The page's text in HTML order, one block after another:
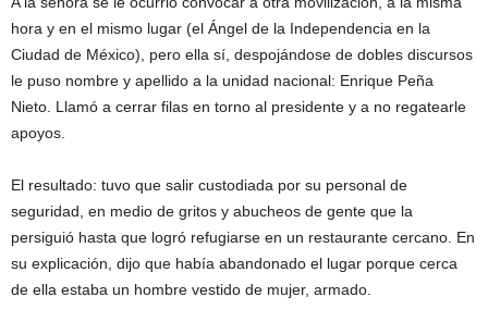
hora y en el mismo lugar (el Ángel de la Independencia en la
Ciudad de México), pero ella sí, despojándose de dobles discursos
le puso nombre y apellido a la unidad nacional: Enrique Peña
Nieto. Llamó a cerrar filas en torno al presidente y a no regatearle
apoyos.
El resultado: tuvo que salir custodiada por su personal de
seguridad, en medio de gritos y abucheos de gente que la
persiguió hasta que logró refugiarse en un restaurante cercano. En
su explicación, dijo que había abandonado el lugar porque cerca
de ella estaba un hombre vestido de mujer, armado.